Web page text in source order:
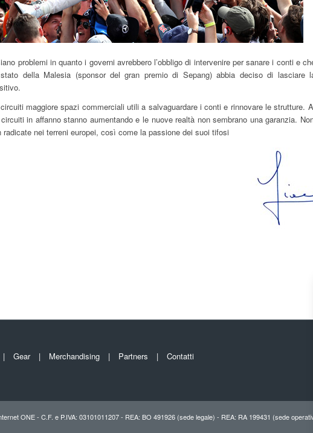
problemi in quanto i governi avrebbero l’obbligo di intervenire per sanare i conti e
della Malesia (sponsor del gran premio di Sepang) abbia deciso di lasciare
maggiore spazi commerciali utili a salvaguardare i conti e rinnovare le strutture.
in affanno stanno aumentando e le nuove realtà non sembrano una garanzia.
nei terreni europei, così come la passione dei suoi tifosi
Gear Merchandising Partners Contatti
ONE- C.F. e P.IVA: 03101011207 - REA: BO 491926 (sede legale) - REA: RA 199431 (sede